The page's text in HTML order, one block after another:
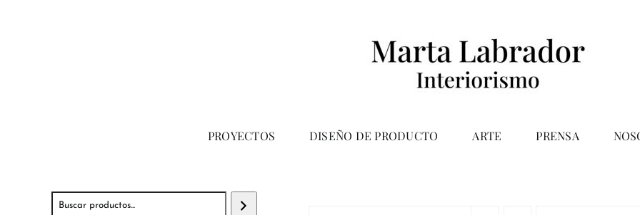
PROYECTOS DISEÑO DE PRODUCTO ARTE PRENSA
Buscar